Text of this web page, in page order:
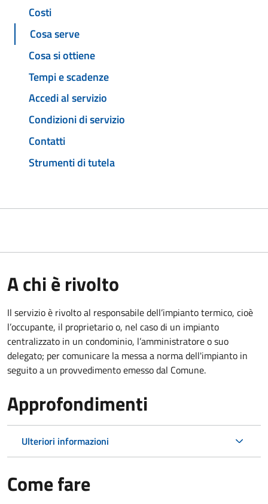
Costi
Cosa serve
Cosa si ottiene
Tempi e scadenze
Accedi al servizio
Condizioni di servizio
Contatti
Strumenti di tutela
A chi è rivolto
Il servizio è rivolto al responsabile dell’impianto termico, cioè
l’occupante, il proprietario o, nel caso di un impianto
centralizzato in un condominio, l’amministratore o suo
delegato; per comunicare la messa a norma dell'impianto in
seguito a un provvedimento emesso dal Comune.
Approfondimenti
Ulteriori informazioni
Come fare